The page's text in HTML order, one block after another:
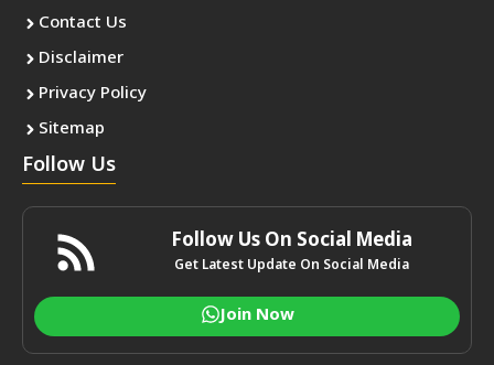
Contact Us
Disclaimer
Privacy Policy
Sitemap
Follow Us
Follow Us On Social Media
Get Latest Update On Social Media
Join Now